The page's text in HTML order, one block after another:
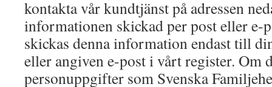
kontakta vår kundtjänst på adressen
informationen skickad per post eller e-
skickas denna information endast till
eller angiven e-post i vårt register. Om
personuppgifter som Svenska